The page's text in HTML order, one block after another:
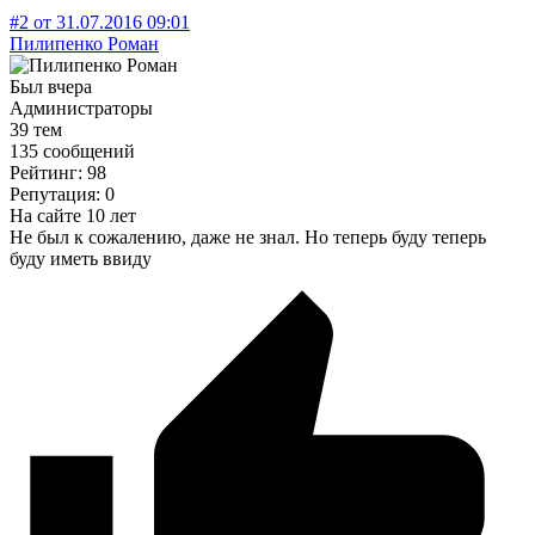
#2 от 31.07.2016 09:01
Пилипенко Роман
Был вчера
Администраторы
39 тем
135 сообщений
Рейтинг: 98
Репутация: 0
На сайте 10 лет
Не был к сожалению, даже не знал. Но теперь буду теперь
буду иметь ввиду